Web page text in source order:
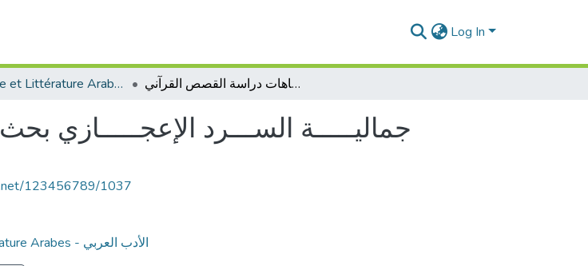
Log In
Langue et Littérature Arabes - الأدب العربي جماليـــــة الســـرد الإعجـــــازي بحث في اتجاهات دراسة القصص القرآني
جماليـــــة الســـرد
123456789/1037
Langue et Littérature Arabes - الأدب العربي